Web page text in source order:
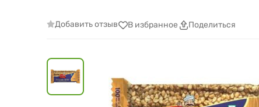
Добавить отзыв В избранное Поделиться